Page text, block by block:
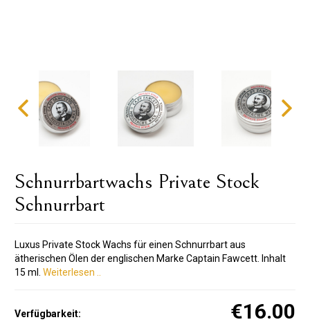
Schnurrbartwachs Private Stock
Schnurrbart
Luxus Private Stock Wachs für einen Schnurrbart aus
ätherischen Ölen der englischen Marke Captain Fawcett. Inhalt
15 ml. Weiterlesen ..
Verfügbarkeit: €16.00